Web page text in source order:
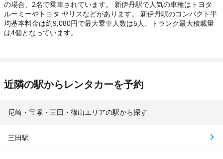
の場合、2名で乗車されています。 新伊丹駅で人気の車種はトヨタ
ルーミーやトヨタ ヤリスなどがあります。 新伊丹駅のコンパクト平
均基本料金は約9,080円で最大乗車人数は5人、トランク最大積載量
は4個となっています。
近隣の駅からレンタカーを予約
尼崎・宝塚・三田・篠山エリアの駅から探す
三田駅